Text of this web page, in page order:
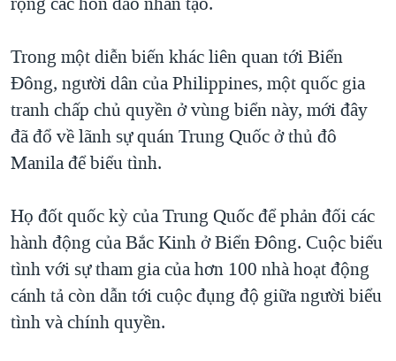
Trong một diễn biến khác liên quan tới Biển
Đông, người dân của Philippines, một quốc gia
tranh chấp chủ quyền ở vùng biển này, mới đây
đã đổ về lãnh sự quán Trung Quốc ở thủ đô
Manila để biểu tình.
Họ đốt quốc kỳ của Trung Quốc để phản đối các
hành động của Bắc Kinh ở Biển Đông. Cuộc biểu
tình với sự tham gia của hơn 100 nhà hoạt động
cánh tả còn dẫn tới cuộc đụng độ giữa người biểu
tình và chính quyền.